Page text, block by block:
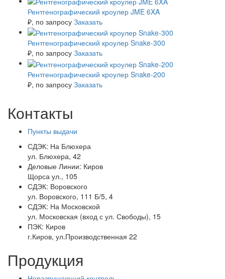
Рентгенографический кроулер JME 6XA
₽, по запросу Заказать
Рентгенографический кроулер Snake-300
₽, по запросу Заказать
Рентгенографический кроулер Snake-200
₽, по запросу Заказать
Контакты
Пункты выдачи
СДЭК: На Блюхера
ул. Блюхера, 42
Деловые Линии: Киров
Щорса ул., 105
СДЭК: Воровского
ул. Воровского, 111 Б/5, 4
СДЭК: На Московской
ул. Московская (вход с ул. Свободы), 15
ПЭК: Киров
г.Киров, ул.Производственная 22
Продукция